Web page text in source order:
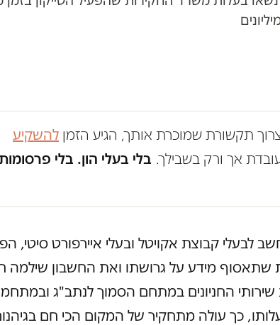
תקשורת שמוכרת אותך, הגיע הזמן להשקיע
אך ורק בשבילך. בלי בעלי הון. בלי
לבעלי קבוצת אקויטל ובעלי איירפורט סיטי,
שתאסוף מידע על גרושתו ואת החשבון שילמה
החניונים במתחם הסמוך לנתב"ג
כך עולה מתחקיר של המקום הכי חם